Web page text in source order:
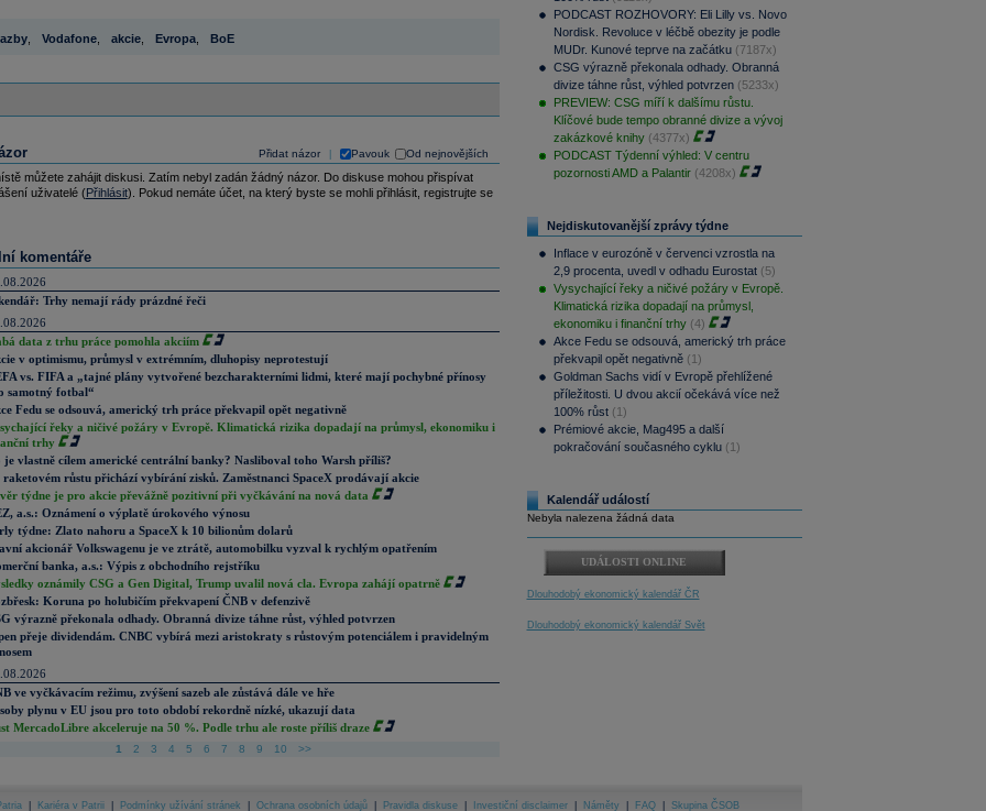
, Vodafone, akcie, Evropa, BoE
Přidat názor Pavouk Od nejnovějších
můžete zahájit diskusi. Zatím nebyl zadán žádný názor. Do diskuse mohou přispívat
uživatelé (Přihlásit). Pokud nemáte účet, na který byste se mohli přihlásit, registrujte se
komentáře
Trhy nemají rády prázdné řeči
data z trhu práce pomohla akciím
v optimismu, průmysl v extrémním, dluhopisy neprotestují
vs. FIFA a „tajné plány vytvořené bezcharakterními lidmi, které mají pochybné přínosy
samotný fotbal“
Fedu se odsouvá, americký trh práce překvapil opět negativně
řeky a ničivé požáry v Evropě. Klimatická rizika dopadají na průmysl, ekonomiku i
trhy
je vlastně cílem americké centrální banky? Nasliboval toho Warsh příliš?
raketovém růstu přichází vybírání zisků. Zaměstnanci SpaceX prodávají akcie
týdne je pro akcie převážně pozitivní při vyčkávání na nová data
a.s.: Oznámení o výplatě úrokového výnosu
týdne: Zlato nahoru a SpaceX k 10 bilionům dolarů
akcionář Volkswagenu je ve ztrátě, automobilku vyzval k rychlým opatřením
banka, a.s.: Výpis z obchodního rejstříku
oznámily CSG a Gen Digital, Trump uvalil nová cla. Evropa zahájí opatrně
Koruna po holubičím překvapení ČNB v defenzivě
výrazně překonala odhady. Obranná divize táhne růst, výhled potvrzen
přeje dividendám. CNBC vybírá mezi aristokraty s růstovým potenciálem i pravidelným
ve vyčkávacím režimu, zvýšení sazeb ale zůstává dále ve hře
plynu v EU jsou pro toto období rekordně nízké, ukazují data
MercadoLibre akceleruje na 50 %. Podle trhu ale roste příliš draze
1 2 3 4 5 6 7 8 9 10 >>
PODCAST ROZHOVORY: Eli Lilly vs. Novo
Nordisk. Revoluce v léčbě obezity je podle
MUDr. Kunové teprve na začátku (7187x)
CSG výrazně překonala odhady. Obranná
divize táhne růst, výhled potvrzen (5233x)
PREVIEW: CSG míří k dalšímu růstu.
Klíčové bude tempo obranné divize a vývoj
zakázkové knihy (4377x)
PODCAST Týdenní výhled: V centru
pozornosti AMD a Palantir (4208x)
Nejdiskutovanější zprávy týdne
Inflace v eurozóně v červenci vzrostla na
2,9 procenta, uvedl v odhadu Eurostat (5)
Vysychající řeky a ničivé požáry v Evropě.
Klimatická rizika dopadají na průmysl,
ekonomiku i finanční trhy (4)
Akce Fedu se odsouvá, americký trh práce
překvapil opět negativně (1)
Goldman Sachs vidí v Evropě přehlížené
příležitosti. U dvou akcií očekává více než
100% růst (1)
Prémiové akcie, Mag495 a další
pokračování současného cyklu (1)
Kalendář událostí
Nebyla nalezena žádná data
UDÁLOSTI ONLINE
Dlouhodobý ekonomický kalendář ČR
Dlouhodobý ekonomický kalendář Svět
Kariéra v Patrii Podmínky užívání stránek Ochrana osobních údajů Pravidla diskuse Investiční disclaimer Náměty FAQ Skupina ČSOB